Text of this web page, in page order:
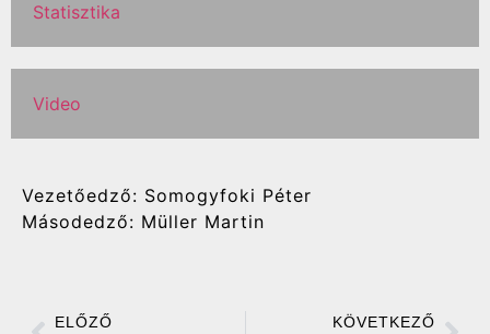
Statisztika
Video
Vezetőedző: Somogyfoki Péter
Másodedző: Müller Martin
ELŐZŐ KÖVETKEZŐ